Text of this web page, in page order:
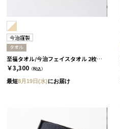
今治謹製
タオル
至福タオル/今治フェイスタオル 2枚セット
￥3,300 （税込）
最短8月19日(水)にお届け